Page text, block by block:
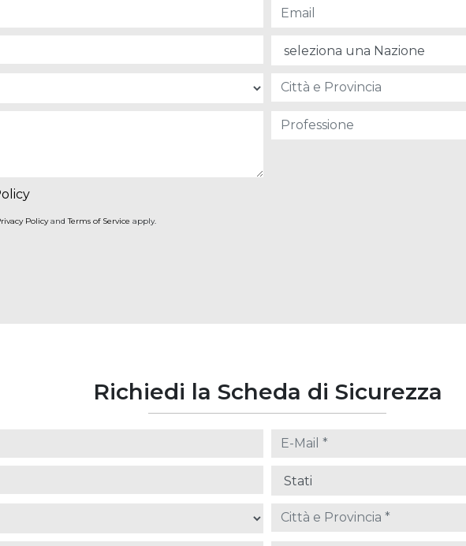
PolicyandTerms of Service apply.
Richiedi la Scheda di Sicurezza